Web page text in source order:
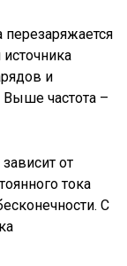
источника
и
Выше частота –
от
тока
С